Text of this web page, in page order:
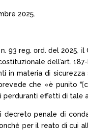
2025.
93 reg. ord. del
dell’art.
in materia di
che «è punito
effetti di tale
penale di
per il reato di cui